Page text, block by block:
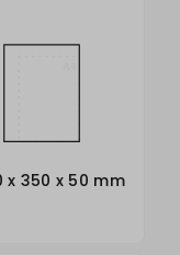
x 350 x 50 mm